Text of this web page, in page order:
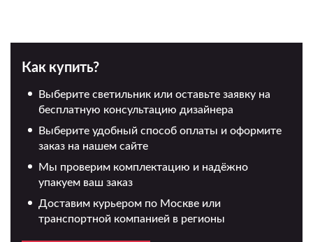
Как купить?
Выберите светильник или оставьте заявку на
бесплатную консультацию дизайнера
Выберите удобный способ оплаты и оформите
заказ на нашем сайте
Мы проверим комплектацию и надёжно
упакуем ваш заказ
Доставим курьером по Москве или
транспортной компанией в регионы